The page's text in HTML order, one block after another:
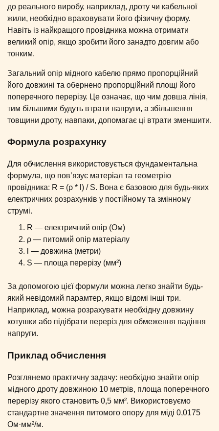
до реального виробу, наприклад, дроту чи кабельної
жили, необхідно враховувати його фізичну форму.
Навіть із найкращого провідника можна отримати
великий опір, якщо зробити його занадто довгим або
тонким.
Загальний опір мідного кабелю прямо пропорційний
його довжині та обернено пропорційний площі його
поперечного перерізу. Це означає, що чим довша лінія,
тим більшими будуть втрати напруги, а збільшення
товщини дроту, навпаки, допомагає ці втрати зменшити.
Формула розрахунку
Для обчислення використовується фундаментальна
формула, що пов’язує матеріал та геометрію
провідника: R = (ρ * l) / S. Вона є базовою для будь-яких
електричних розрахунків у постійному та змінному
струмі.
R — електричний опір (Ом)
ρ — питомий опір матеріалу
l — довжина (метри)
S — площа перерізу (мм²)
За допомогою цієї формули можна легко знайти будь-
який невідомий парамтер, якщо відомі інші три.
Наприклад, можна розрахувати необхідну довжину
котушки або підібрати переріз для обмеження падіння
напруги.
Приклад обчислення
Розглянемо практичну задачу: необхідно знайти опір
мідного дроту довжиною 10 метрів, площа поперечного
перерізу якого становить 0,5 мм². Використовуємо
стандартне значення питомого опору для міді 0,0175
Ом·мм²/м.